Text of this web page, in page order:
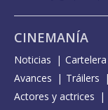
CINEMANÍA
Noticias Cartelera
Avances
Tráilers
Actores y actrices